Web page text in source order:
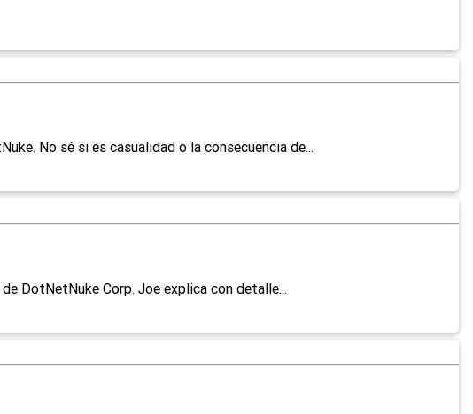
No sé si es casualidad o la consecuencia de...
DotNetNuke Corp. Joe explica con detalle...